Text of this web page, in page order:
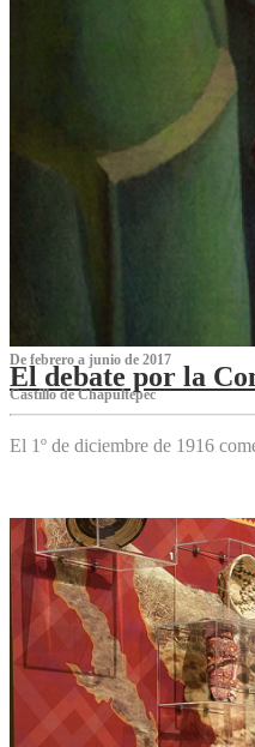
De febrero a junio de 2017
El debate por la
Castillo de Chapultepec
El 1º de diciembre de 1916